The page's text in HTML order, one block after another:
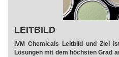
LEITBILD
IVM Chemicals Leitbild und Ziel
Lösungen mit dem höchsten Grad